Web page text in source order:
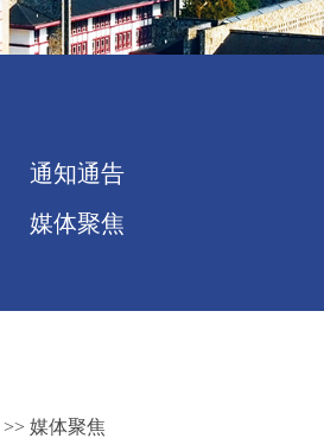
通知通告
媒体聚焦
>> 媒体聚焦